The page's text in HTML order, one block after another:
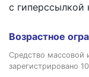
с
Возрастное
Средство
зарегистрировано